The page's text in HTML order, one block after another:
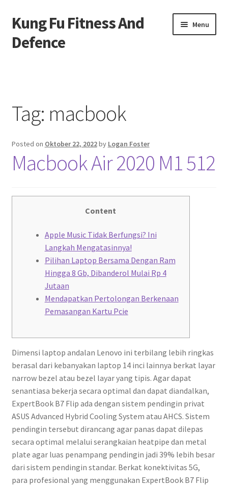
Skip
to
navigation
Skip
to
content
Kung Fu Fitness And
Defence
Menu
Contact us
Privacy Policy
Tag: macbook
Posted on Oktober 22, 2022by Logan Foster
Macbook Air 2020 M1 512
Content
Apple Music Tidak Berfungsi? Ini
Langkah Mengatasinnya!
Pilihan Laptop Bersama Dengan Ram
Hingga 8 Gb, Dibanderol Mulai Rp 4
Jutaan
Mendapatkan Pertolongan Berkenaan
Pemasangan Kartu Pcie
Dimensi laptop andalan Lenovo ini terbilang lebih ringkas
berasal dari kebanyakan laptop 14 inci lainnya berkat layar
narrow bezel atau bezel layar yang tipis. Agar dapat
senantiasa bekerja secara optimal dan dapat diandalkan,
ExpertBook B7 Flip ada dengan sistem pendingin privat
ASUS Advanced Hybrid Cooling System atau AHCS. Sistem
pendingin tersebut dirancang agar panas dapat dilepas
secara optimal melalui serangkaian heatpipe dan metal
plate agar luas penampang pendingin jadi 39% lebih besar
dari sistem pendingin standar. Berkat konektivitas 5G,
para profesional yang menggunakan ExpertBook B7 Flip